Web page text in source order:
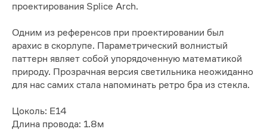
проектирования Splice Arch.
Одним из референсов при проектировании был
арахис в скорлупе. Параметрический волнистый
паттерн являет собой упорядоченную математикой
природу. Прозрачная версия светильника неожиданно
для нас самих стала напоминать ретро бра из стекла.
Цоколь: Е14
Длина провода: 1.8м